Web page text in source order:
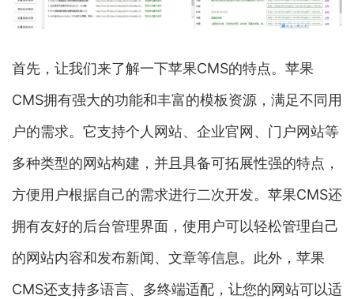
首先，让我们来了解一下苹果CMS的特点。苹果
CMS拥有强大的功能和丰富的模板资源，满足不同用
户的需求。它支持个人网站、企业官网、门户网站等
多种类型的网站构建，并且具备可拓展性强的特点，
方便用户根据自己的需求进行二次开发。苹果CMS还
拥有友好的后台管理界面，使用户可以轻松管理自己
的网站内容和发布新闻、文章等信息。此外，苹果
CMS还支持多语言、多终端适配，让您的网站可以适